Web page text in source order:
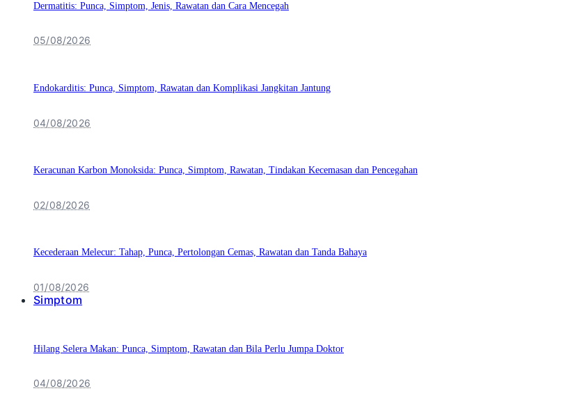
Dermatitis: Punca, Simptom, Jenis, Rawatan dan Cara Mencegah
05/08/2026
Endokarditis: Punca, Simptom, Rawatan dan Komplikasi Jangkitan Jantung
04/08/2026
Keracunan Karbon Monoksida: Punca, Simptom, Rawatan, Tindakan Kecemasan dan Pencegahan
02/08/2026
Kecederaan Melecur: Tahap, Punca, Pertolongan Cemas, Rawatan dan Tanda Bahaya
01/08/2026
Simptom
Hilang Selera Makan: Punca, Simptom, Rawatan dan Bila Perlu Jumpa Doktor
04/08/2026